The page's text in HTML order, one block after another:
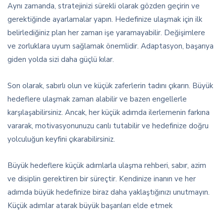
Aynı zamanda, stratejinizi sürekli olarak gözden geçirin ve
gerektiğinde ayarlamalar yapın. Hedefinize ulaşmak için ilk
belirlediğiniz plan her zaman işe yaramayabilir. Değişimlere
ve zorluklara uyum sağlamak önemlidir. Adaptasyon, başarıya
giden yolda sizi daha güçlü kılar.
Son olarak, sabırlı olun ve küçük zaferlerin tadını çıkarın. Büyük
hedeflere ulaşmak zaman alabilir ve bazen engellerle
karşılaşabilirsiniz. Ancak, her küçük adımda ilerlemenin farkına
vararak, motivasyonunuzu canlı tutabilir ve hedefinize doğru
yolculuğun keyfini çıkarabilirsiniz.
Büyük hedeflere küçük adımlarla ulaşma rehberi, sabır, azim
ve disiplin gerektiren bir süreçtir. Kendinize inanın ve her
adımda büyük hedefinize biraz daha yaklaştığınızı unutmayın.
Küçük adımlar atarak büyük başarıları elde etmek